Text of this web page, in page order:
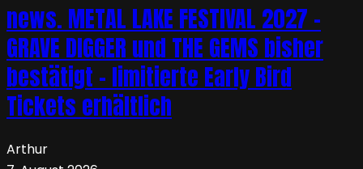
news. METAL LAKE FESTIVAL 2027 –
GRAVE DIGGER und THE GEMS bisher
bestätigt – limitierte Early Bird
Tickets erhältlich
Arthur